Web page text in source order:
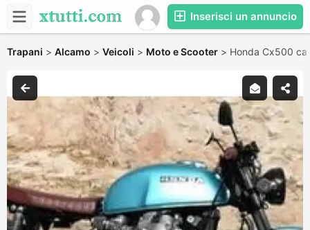
Inserisci un annuncio
Trapani > Alcamo > Veicoli > Moto e Scooter > Honda Cx500